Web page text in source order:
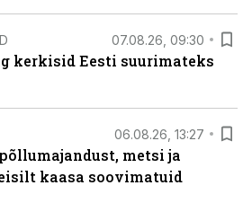
07.08.26, 09:30
kerkisid Eesti suurimateks
06.08.26, 13:27
metsi ja
kaasa soovimatuid